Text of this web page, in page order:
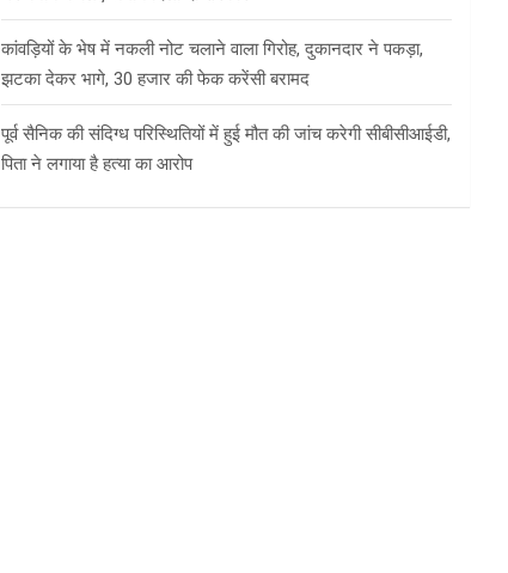
कांवड़ियों के भेष में नकली नोट चलाने वाला गिरोह, दुकानदार ने पकड़ा,
झटका देकर भागे, 30 हजार की फेक करेंसी बरामद
पूर्व सैनिक की संदिग्ध परिस्थितियों में हुई मौत की जांच करेगी सीबीसीआईडी,
पिता ने लगाया है हत्या का आरोप